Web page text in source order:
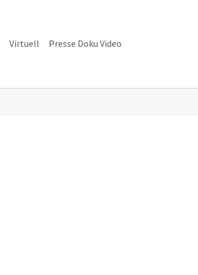
Virtuell Presse Doku Video